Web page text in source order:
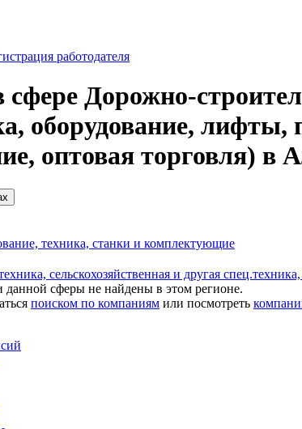
работодателя
Дорожно-
оборудование, лифты,
оптовая торговля) в
техника, станки и комплектующие
сельскохозяйственная и другая
сферы не найдены в этом регионе.
поиском по компаниям или посмотреть